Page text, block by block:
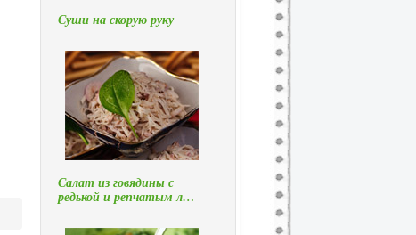
Суши на скорую руку
Салат из говядины с
редькой и репчатым л…